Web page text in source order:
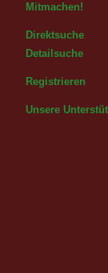
Mitmachen!
Direktsuche
Detailsuche
Registrieren
Unsere